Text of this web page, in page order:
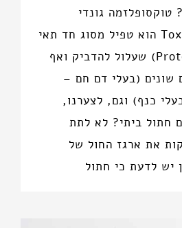
טוקסופלזמה גונדי
Toxoplasma gondii הוא טפיל מסוג חד תאי
פְּרוֹטוֹזוֹאָה (Protozoa) שעלול להדביק ואף
שונים (בעלי דם חם –
כנף) וגם, לצערנו,
חתול ביתי? לא לתת
את ארגז החול של
יש לדעת כי חתול